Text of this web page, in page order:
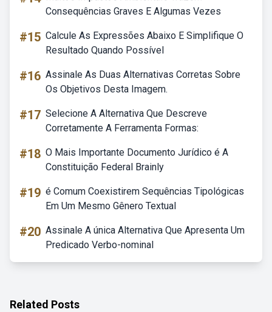
Consequências Graves E Algumas Vezes
#15 Calcule As Expressões Abaixo E Simplifique O
Resultado Quando Possível
#16 Assinale As Duas Alternativas Corretas Sobre
Os Objetivos Desta Imagem.
#17 Selecione A Alternativa Que Descreve
Corretamente A Ferramenta Formas:
#18 O Mais Importante Documento Jurídico é A
Constituição Federal Brainly
#19 é Comum Coexistirem Sequências Tipológicas
Em Um Mesmo Gênero Textual
#20 Assinale A única Alternativa Que Apresenta Um
Predicado Verbo-nominal
Related Posts